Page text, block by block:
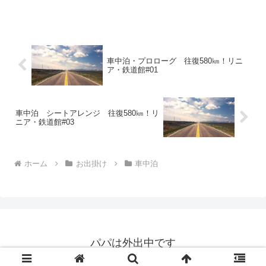
車中泊・プロローグ 往復580㎞！リニ
ア・鉄道館#01
車中泊 シートアレンジ 往復580㎞！リ
ニア・鉄道館#03
ホーム お出掛け 車中泊
パパは外出中です
Copyright © 2018-2026 パパは外出中です All Rights Reserved.